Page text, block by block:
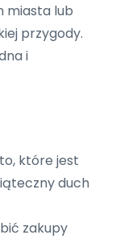
miasta lub
przygody.
i
które jest
duch
zakupy